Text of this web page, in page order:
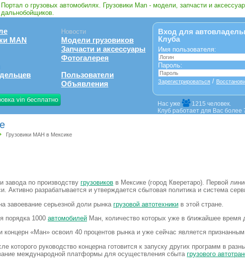
Портал о грузовых автомобилях. Грузовики Man - модели, запчасти и
дальнобойщиков.
Новости
MAN
Модели грузовиков
Запчасти и аксессуары
Фотогалерея
Пользователи
Объявления
vin бесплатно
Вход для
Клуба
Имя пользователя:
Пароль:
Зарегистрироваться /
Нас уже
1215 человек.
Клуб работает для Вас
Грузовики МАН в Мексике
завода по производству грузовиков в Мексике (город Кверетаро). Первой
Активно разрабатывается и утверждается сбытовая политика и система
завоевание серьезной доли рынка грузовой автотехники в этой стране.
порядка 1000 автомобилей Ман, количество которых уже в ближайшее время
концерн «Ман» освоил 40 процентов рынка и уже сейчас является
которого руководство концерна готовится к запуску других программ в
международной платформы для осуществления сбыта грузового